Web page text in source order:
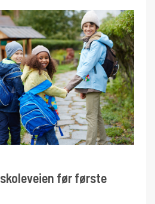
skoleveien før første